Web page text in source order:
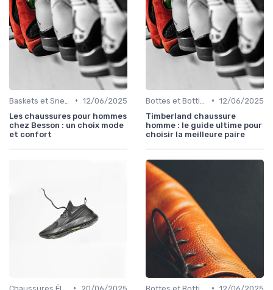
• 12/06/2025
Les chaussures pour hommes
chez Besson : un choix mode
et confort
• 12/06/2025
Timberland chaussure
homme : le guide ultime pour
choisir la meilleure paire